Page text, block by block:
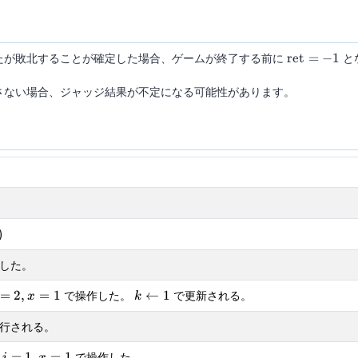
敗北することが確定した場合、ゲームが終了する前に ret = −1
い場合、ジャッジ結果が不定になる可能性があります。
た。
= 2, x = 1 で操作した。 k\leftarrow
1
k ← 1 で更新される。
される。